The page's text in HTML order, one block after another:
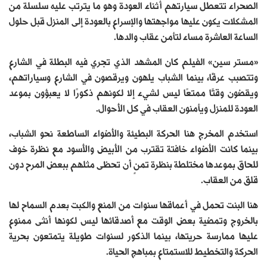
الصحراء تتعطل سيارتهم أثناء العودة وهو ما يترتب عليه سلسلة من
المشكلات يكون عليها مواجهتها والإسراع بالعودة إلى المنزل قبل حلول
الساعة العاشرة مساء لتأمن عقاب والدها.
«مستر سين» الفيلم كان المشهد الذي تجري فيه البطلة في الشارع
وتتصبب عرقًا، بينما الشباب يلهون ويرقصون في الشارع وسياراتهم،
ويقضون وقتًا ممتعًا ليس لشيء إلا لكونهم ذكورًا لا يعبؤون بموعد
العودة للمنزل ويأمنون العقاب في كل الأحوال.
استخدم المخرج هنا الحركة البطيئة والأضواء الساطعة نحو الشباب،
بينما كانت الأضواء خافتة تقترب من الأبيض والأسود مع نظرة خوف
للحاق بموعدها مختلطة بنظرة تمنٍ أن تحظى مثلهم ببعض المرح دون
قلق من العقاب.
هنا البنت تحمل في أعماقها سنوات من المنع والكبت بعدم السماح لها
بالخروج وتمضية بعض الوقت مع أصدقائها ليس لكونها أنثى ممنوع
عليها ممارسة حريتها، بينما الذكور لسنوات طويلة يتمتعون بحرية
الحركة والتخطيط للاستمتاع بمباهج الحياة.